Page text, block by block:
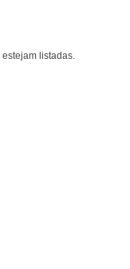
listadas.